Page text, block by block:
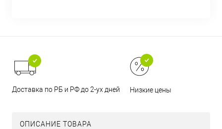
Доставка по РБ и РФ до 2-ух дней Низкие цены
ОПИСАНИЕ ТОВАРА